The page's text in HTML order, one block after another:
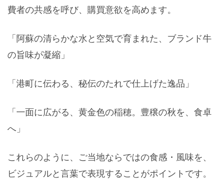
費者の共感を呼び、購買意欲を高めます。
「阿蘇の清らかな水と空気で育まれた、ブランド牛
の旨味が凝縮」
「港町に伝わる、秘伝のたれで仕上げた逸品」
「一面に広がる、黄金色の稲穂。豊穣の秋を、食卓
へ」
これらのように、ご当地ならではの食感・風味を、
ビジュアルと言葉で表現することがポイントです。